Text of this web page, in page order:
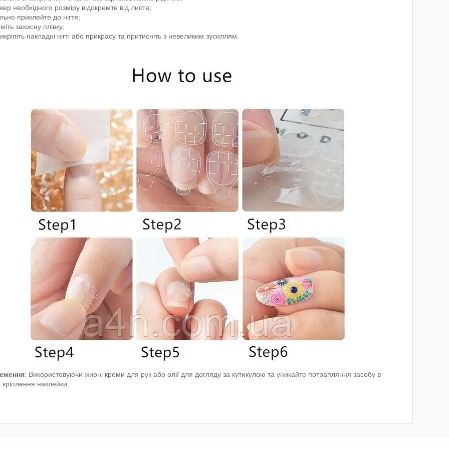
необхідного розміру відокремте від листа;
приклейте до нігтя;
захисну плівку;
накладні нігті або прикрасу та притисніть з невеликим зусиллям.
: Використовуючи жирні креми для рук або олії для догляду за кутикулою та уникайте потрапляння засобу в
кріплення наклейки.